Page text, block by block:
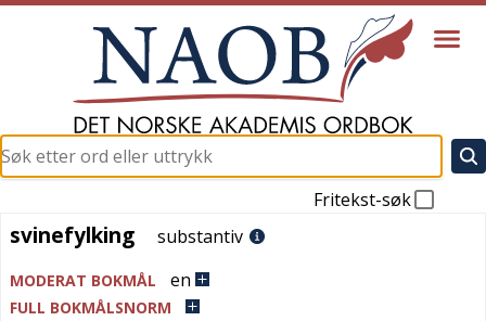
Fritekst-søk
svinefylking
svinefylking substantiv
MODERAT BOKMÅL en
FULL BOKMÅLSNORM